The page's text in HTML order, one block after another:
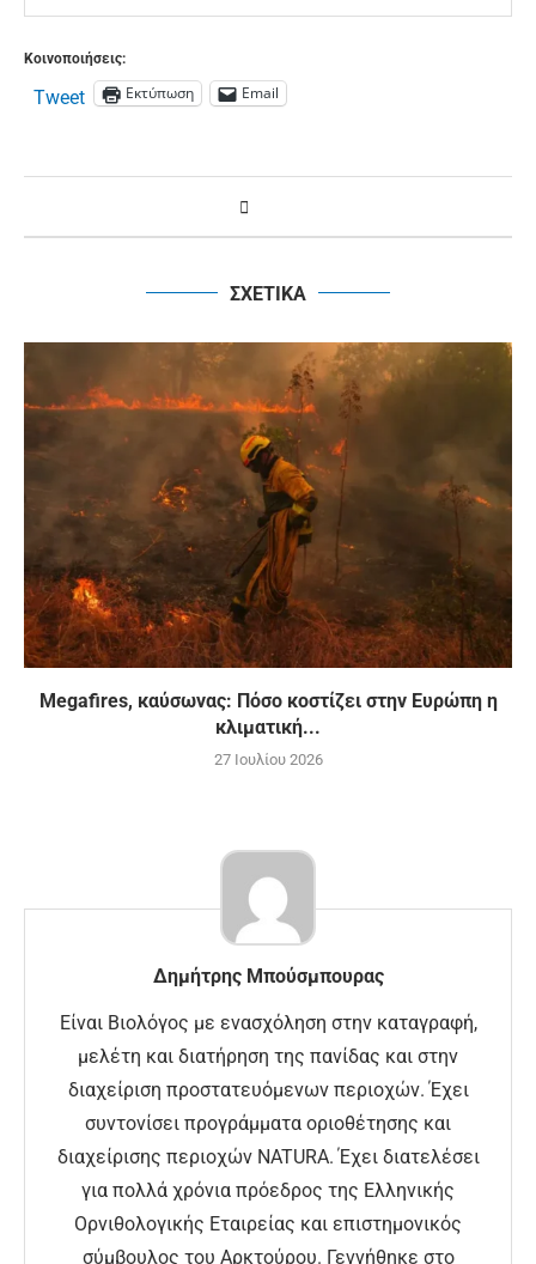
Κοινοποιήσεις:
Tweet Εκτύπωση Email
ΣΧΕΤΙΚΑ
Megafires, καύσωνας: Πόσο κοστίζει στην Ευρώπη η
κλιματική...
27 Ιουλίου 2026
Δημήτρης Μπούσμπουρας
Είναι Βιολόγος με ενασχόληση στην καταγραφή,
μελέτη και διατήρηση της πανίδας και στην
διαχείριση προστατευόμενων περιοχών. Έχει
συντονίσει προγράμματα οριοθέτησης και
διαχείρισης περιοχών NATURA. Έχει διατελέσει
για πολλά χρόνια πρόεδρος της Ελληνικής
Ορνιθολογικής Εταιρείας και επιστημονικός
σύμβουλος του Αρκτούρου. Γεννήθηκε στο